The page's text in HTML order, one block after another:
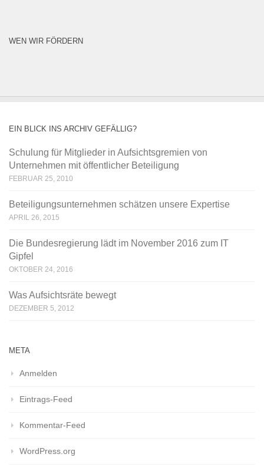
WEN WIR FÖRDERN
EIN BLICK INS ARCHIV GEFÄLLIG?
Schulung für Mitglieder in Aufsichtsgremien von
Unternehmen mit öffentlicher Beteiligung
FEBRUAR 25, 2010
Beteiligungsunternehmen schätzen unsere Expertise
APRIL 26, 2015
Die Bundesregierung lädt im November 2016 zum IT
Gipfel
OKTOBER 24, 2016
Was Aufsichtsräte bewegt
DEZEMBER 5, 2012
META
Anmelden
Eintrags-Feed
Kommentar-Feed
WordPress.org